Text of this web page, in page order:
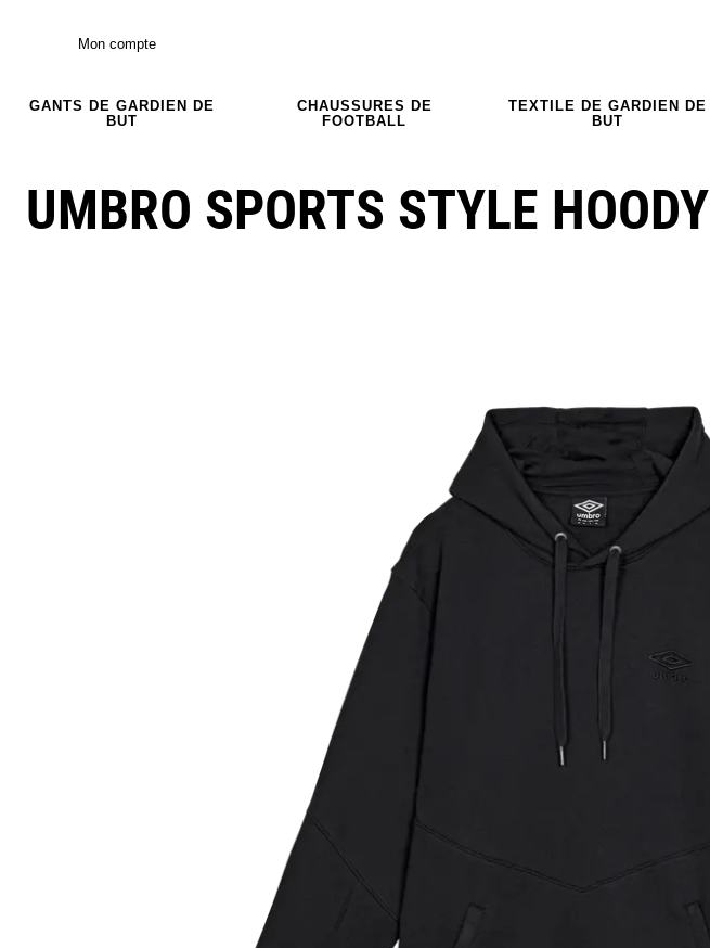
Mon compte
GANTS DE GARDIEN DE
BUT
CHAUSSURES DE
FOOTBALL
TEXTILE DE GARDIEN DE
BUT
UMBRO SPORTS STYLE HOODY